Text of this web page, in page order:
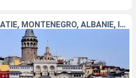
TURQUIE, GRÈCE, CROATIE, MONTÉNÉGRO, ALBANIE, ITALIE